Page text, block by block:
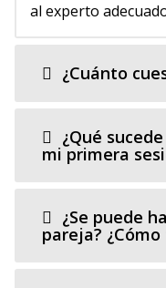
al experto
¿Cuánto
¿Qué
mi primera
¿Se puede
pareja?